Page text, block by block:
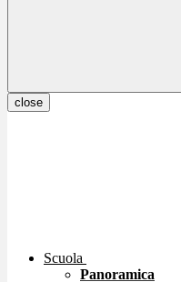
close
Scuola
Panoramica